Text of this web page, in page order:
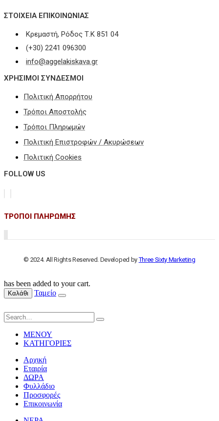
ΣΤΟΙΧΕΊΑ ΕΠΙΚΟΙΝΩΝΊΑΣ
Κρεμαστή, Ρόδος Τ.Κ 851 04
(+30) 2241 096300
info@aggelakiskava.gr
ΧΡΗΣΙΜΟΙ ΣΥΝΔΕΣΜΟΙ
Πολιτική Απορρήτου
Τρόποι Αποστολής
Τρόποι Πληρωμών
Πολιτική Επιστροφών / Ακυρώσεων
Πολιτική Cookies
FOLLOW US
ΤΡΟΠΟΙ ΠΛΗΡΩΜΗΣ
© 2024. All Rights Reserved. Developed byThree Sixty Marketing
has been added to your cart.
Καλάθι Ταμείο
ΜΕΝΟΥ
ΚΑΤΗΓΟΡΙΕΣ
Αρχική
Εταιρία
ΔΩΡΑ
Φυλλάδιο
Προσφορές
Επικοινωνία